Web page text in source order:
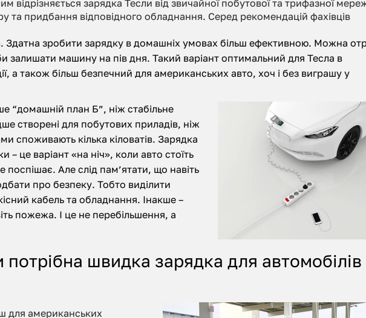
відрізняється зарядка Тесли від звичайної побутової та трифазної
придбання відповідного обладнання. Серед рекомендацій фахівців
Здатна зробити зарядку в домашніх умовах більш ефективною. Можна
залишати машину на пів дня. Такий варіант оптимальний для Тесла в
а також більш безпечний для американських авто, хоч і без виграшу у
“домашній план Б”, ніж стабільне
створені для побутових приладів, ніж
споживають кілька кіловатів. Зарядка
– це варіант «на ніч», коли авто стоїть
поспішає. Але слід пам’ятати, що навіть
про безпеку. Тобто виділити
кабель та обладнання. Інакше –
пожежа. І це не перебільшення, а
швидка зарядка для автомобілів
для американських